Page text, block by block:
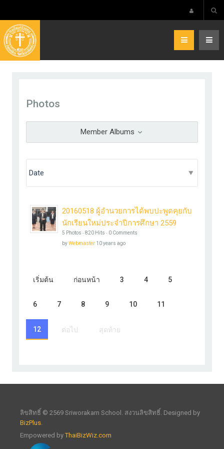
Photos
Member Albums
20160518 ผู้อำนวยการได้พบปะพูดคุยกับ
นักเรียนใหม่ประจำปีการศึกษา 2559
5 Photos ‧ 820 Hits ‧ 0 Comments
byWebmaster 10 years ago
เริ่มต้น ก่อนหน้า 3 4 5
6 7 8 9 10 11
12 ต่อไป สุดท้าย
ลิขสิทธิ์ © 2569 Sriworakarn School. สงวนลิขสิทธิ์. Designed by
BizPlus.
Empowered byThaiBizWiz.com